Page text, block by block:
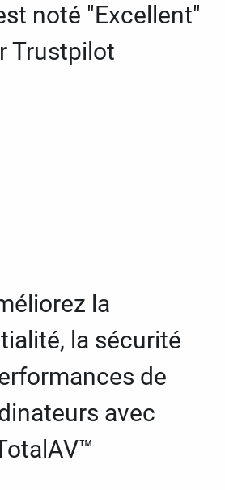
noté "Excellent"
Trustpilot
la
la sécurité
de
avec